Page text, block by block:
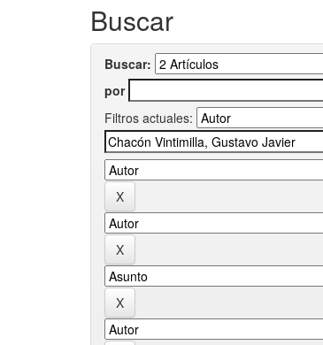
Buscar
Buscar:
por
Filtros actuales: